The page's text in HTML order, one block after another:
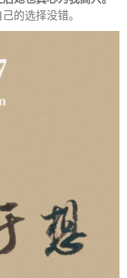
的选择没错。